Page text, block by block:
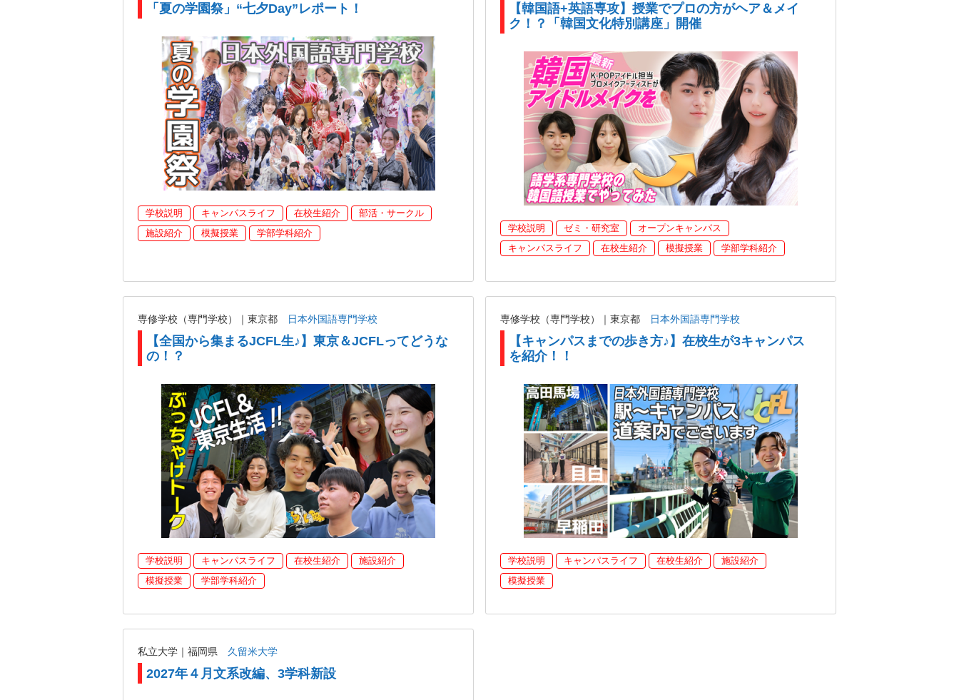
「夏の学園祭」“七夕Day”レポート！
学校説明 キャンパスライフ 在校生紹介
部活・サークル
施設紹介
模擬授業 学部学科紹介
【韓国語+英語専攻】授業でプロの方がヘア＆メイ
ク！？「韓国文化特別講座」開催
学校説明 ゼミ・研究室
オープンキャンパス
キャンパスライフ
在校生紹介 模擬授業 学部学科紹介
専修学校（専門学校）｜東京都 日本外国語専門学校
【全国から集まるJCFL生♪】東京＆JCFLってどうな
の！？
学校説明 キャンパスライフ 在校生紹介
施設紹介
模擬授業
学部学科紹介
専修学校（専門学校）｜東京都 日本外国語専門学校
【キャンパスまでの歩き方♪】在校生が3キャンパス
を紹介！！
学校説明 キャンパスライフ 在校生紹介
施設紹介
模擬授業
私立大学｜福岡県 久留米大学
2027年４月文系改編、3学科新設